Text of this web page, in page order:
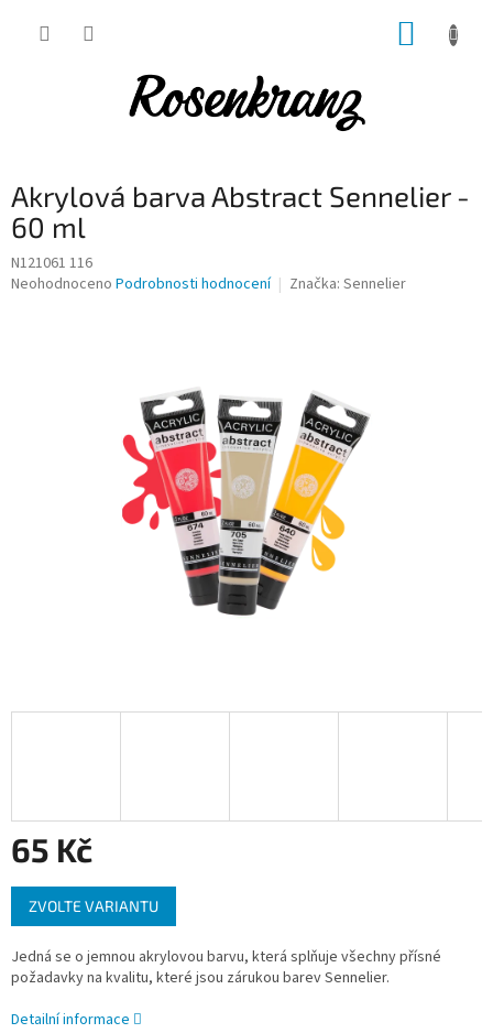
Akrylová barva Abstract Sennelier -
60 ml
N121061 116
Průměrné
Neohodnoceno Podrobnosti hodnocení Značka: Sennelier
65 Kč
Měrná
cena:
ZVOLTE VARIANTU
Jedná se o jemnou akrylovou barvu, která splňuje všechny přísné
požadavky na kvalitu, které jsou zárukou barev Sennelier.
Detailní informace